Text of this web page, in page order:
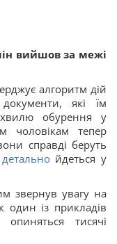
вийшов за межі
алгоритм дій
документи, які їм
хвилю обурення у
чоловікам тепер
справді беруть
детальнойдеться у
звернув увагу на
один із прикладів
тисячі